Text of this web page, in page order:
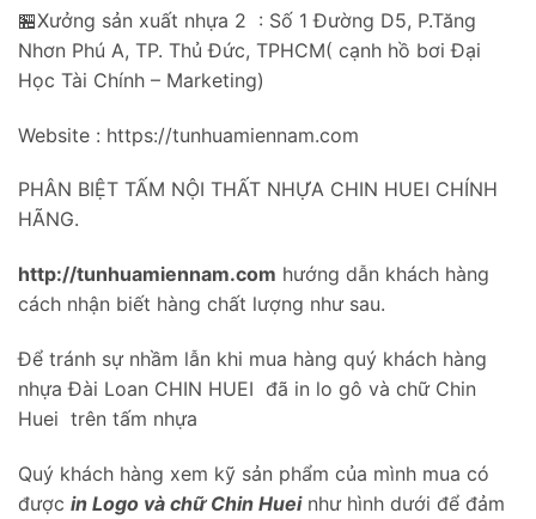
🏪Xưởng sản xuất nhựa 2 : Số 1 Đường D5, P.Tăng
Nhơn Phú A, TP. Thủ Đức, TPHCM( cạnh hồ bơi Đại
Học Tài Chính – Marketing)
Website : https://tunhuamiennam.com
PHÂN BIỆT TẤM NỘI THẤT NHỰA CHIN HUEI CHÍNH
HÃNG.
http://tunhuamiennam.com hướng dẫn khách hàng
cách nhận biết hàng chất lượng như sau.
Để tránh sự nhầm lẫn khi mua hàng quý khách hàng
nhựa Đài Loan CHIN HUEI đã in lo gô và chữ Chin
Huei trên tấm nhựa
Quý khách hàng xem kỹ sản phẩm của mình mua có
được in Logo và chữ Chin Hueinhư hình dưới để đảm